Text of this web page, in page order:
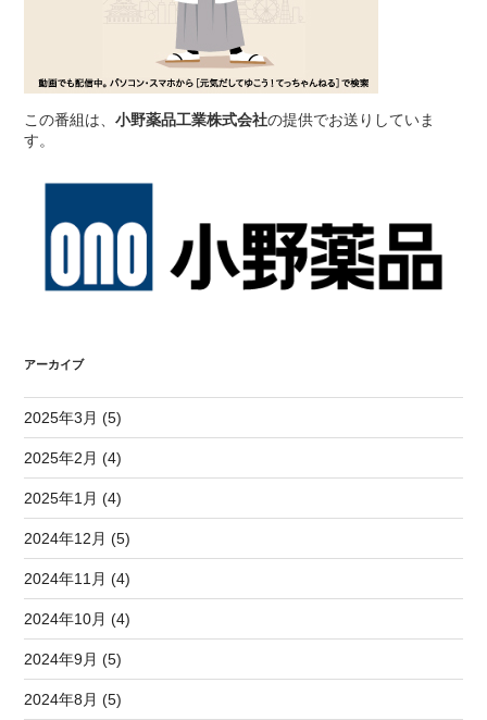
この番組は、小野薬品工業株式会社の提供でお送りしていま
す。
アーカイブ
2025年3月 (5)
2025年2月 (4)
2025年1月 (4)
2024年12月 (5)
2024年11月 (4)
2024年10月 (4)
2024年9月 (5)
2024年8月 (5)